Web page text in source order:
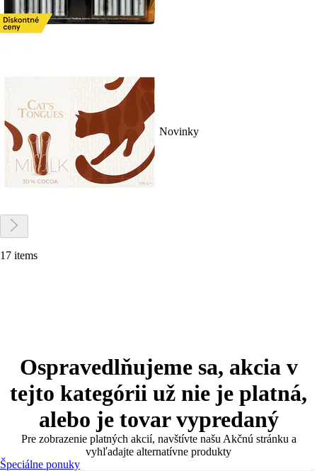
Novinky
17 items
Ospravedlňujeme sa, akcia v
tejto kategórii už nie je platná,
alebo je tovar vypredaný
Pre zobrazenie platných akcií, navštívte našu Akčnú stránku a
vyhľadajte alternatívne produkty
Špeciálne ponuky